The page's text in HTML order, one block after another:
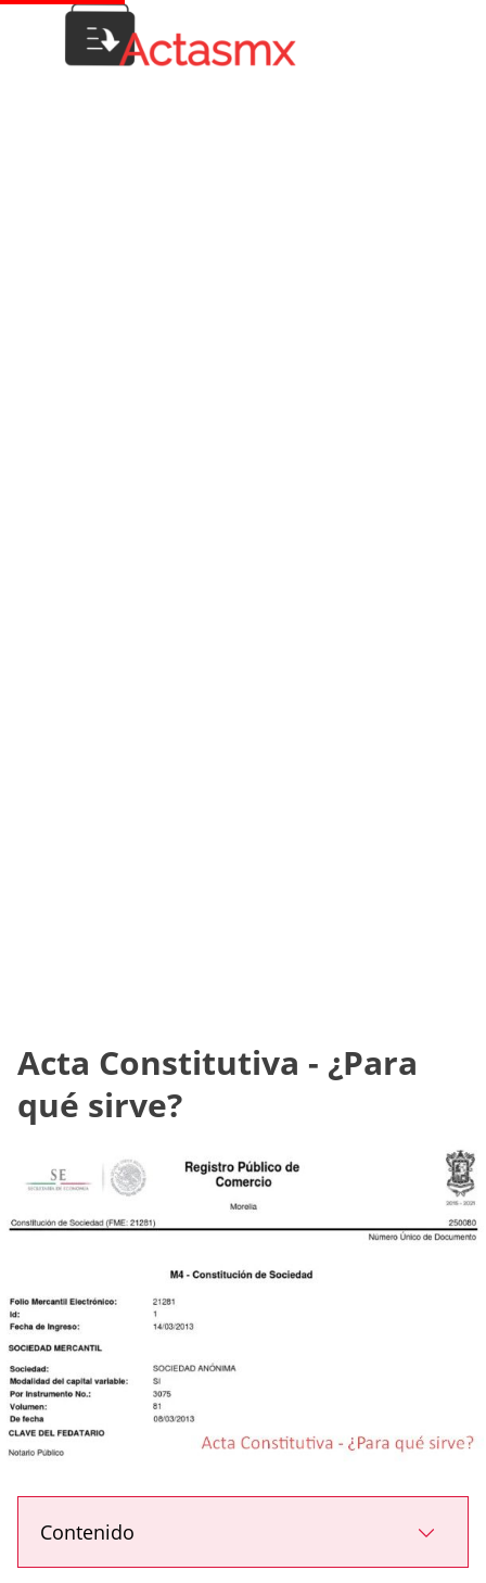
Acta Constitutiva - ¿Para
qué sirve?
Contenido